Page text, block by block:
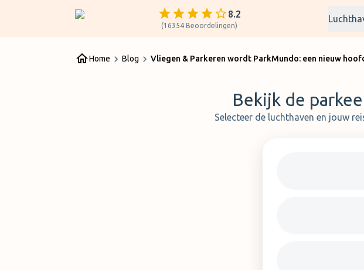
8.2
(16354 Beoordelingen)
Home Blog
Bekijk de
Selecteer de luchthaven en jouw